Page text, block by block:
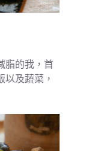
脂的我，首
及蔬菜，